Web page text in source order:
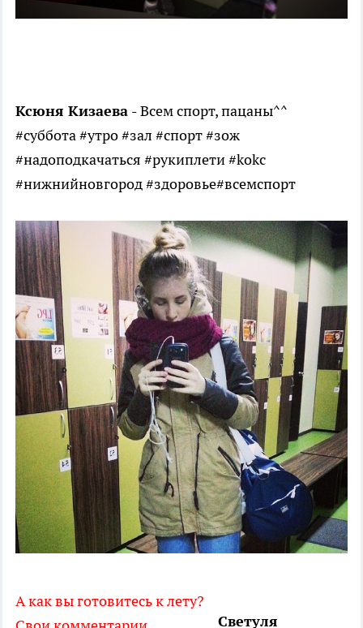
Ксюня Кизаева -Всем спорт, пацаны^^
#суббота #утро #зал #спорт #зож
#надоподкачаться #рукиплети #kokc
#нижнийновгород #здоровье#всемспорт
А как вы готовитесь к лету?
Светуля